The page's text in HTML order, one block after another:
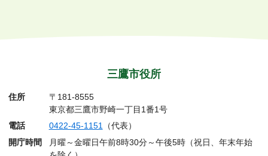
三鷹市役所
住所
〒181-8555
東京都三鷹市野崎一丁目1番1号
電話
0422-45-1151（代表）
開庁時間
月曜～金曜日午前8時30分～午後5時（祝日、年末年始